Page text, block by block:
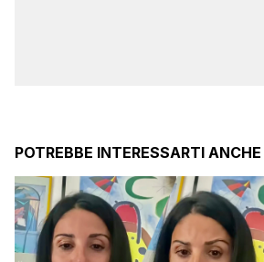
POTREBBE INTERESSARTI ANCHE